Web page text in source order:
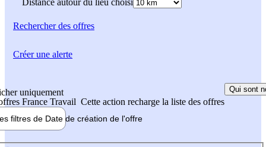
Distance autour du lieu choisi
Rechercherdes offres
uniquement
France Travail Cette action recharge la liste des offres
Qui sont
filtres de Date de création de l'offre
Créer une alerte